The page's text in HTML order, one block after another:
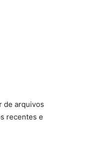
de arquivos
recentes e